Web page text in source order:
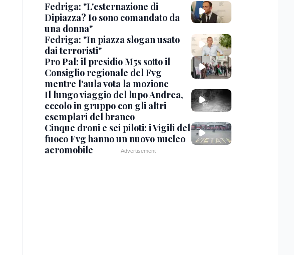
Fedriga: "L'esternazione di
Dipiazza? Io sono comandato da
una donna"
Fedriga: "In piazza slogan usato
dai terroristi"
Pro Pal: il presidio M5s sotto il
Consiglio regionale del Fvg
mentre l'aula vota la mozione
Il lungo viaggio del lupo Andrea,
eccolo in gruppo con gli altri
esemplari del branco
Cinque droni e sei piloti: i Vigili del
fuoco Fvg hanno un nuovo nucleo
aeromobile